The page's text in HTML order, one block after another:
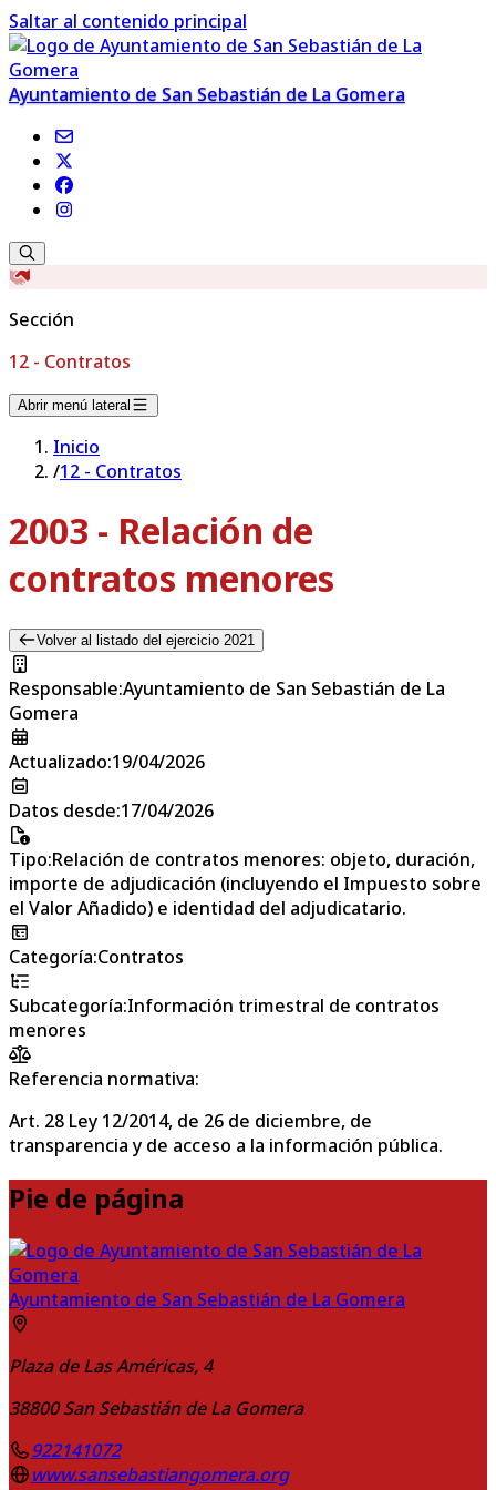
Saltar al contenido principal
Ayuntamiento de San Sebastián de La Gomera
Sección
12 - Contratos
Abrir menú lateral
Inicio
/12 - Contratos
2003 - Relación de
contratos menores
Volver al listado del ejercicio 2021
Responsable:Ayuntamiento de San Sebastián de La
Gomera
Actualizado:19/04/2026
Datos desde:17/04/2026
Tipo:Relación de contratos menores: objeto, duración,
importe de adjudicación (incluyendo el Impuesto sobre
el Valor Añadido) e identidad del adjudicatario.
Categoría:Contratos
Subcategoría:Información trimestral de contratos
menores
Referencia normativa:
Art. 28 Ley 12/2014, de 26 de diciembre, de
transparencia y de acceso a la información pública.
Pie de página
Ayuntamiento de San Sebastián de La Gomera
Plaza de Las Américas, 4
38800 San Sebastián de La Gomera
922141072
www.sansebastiangomera.org